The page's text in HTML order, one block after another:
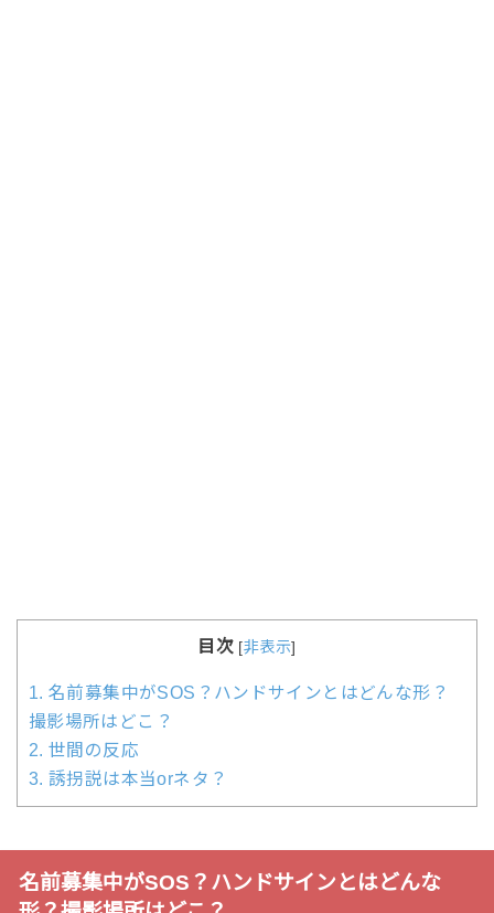
目次 [非表示]
1. 名前募集中がSOS？ハンドサインとはどんな形？
撮影場所はどこ？
2. 世間の反応
3. 誘拐説は本当orネタ？
名前募集中がSOS？ハンドサインとはどんな